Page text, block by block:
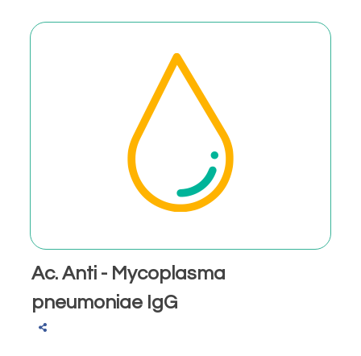
Ac. Anti - Mycoplasma
pneumoniae IgG